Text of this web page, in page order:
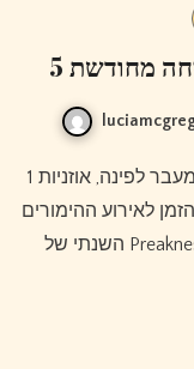
מחודשת
לאירוע ההימורים
השנתי של Preakness הימורים השנה.אבל עבור נובבי מרוצי